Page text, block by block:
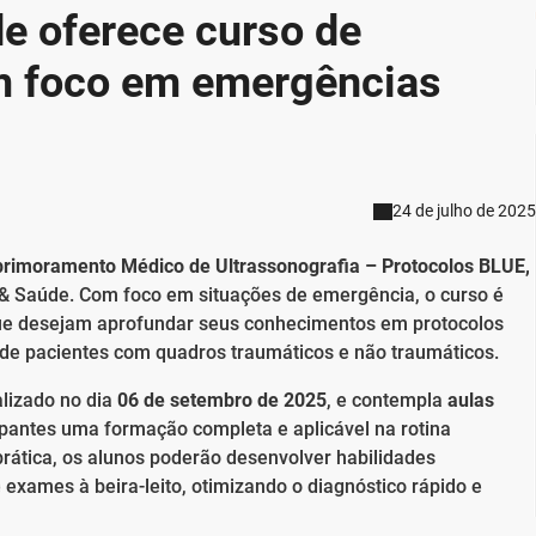
oferece curso de
foco em emergências
24 de julho de 2025
Médico de Ultrassonografia – Protocolos BLUE,
Saúde. Com foco em situações de emergência, o curso é
desejam aprofundar seus conhecimentos em protocolos
pacientes com quadros traumáticos e não traumáticos.
no dia 06 de setembro de 2025, e contempla aulas
uma formação completa e aplicável na rotina
os alunos poderão desenvolver habilidades
à beira-leito, otimizando o diagnóstico rápido e